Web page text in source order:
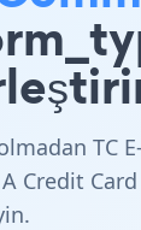
TC E-
Credit